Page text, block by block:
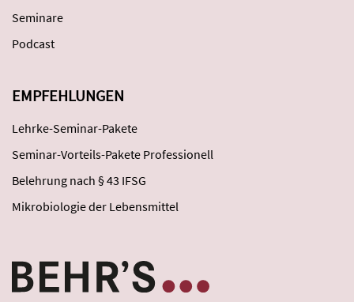
Seminare
Podcast
EMPFEHLUNGEN
Lehrke-Seminar-Pakete
Seminar-Vorteils-Pakete Professionell
Belehrung nach § 43 IFSG
Mikrobiologie der Lebensmittel